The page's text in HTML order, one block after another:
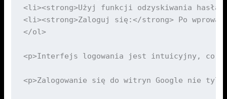
<li><strong>Użyj funkcji odzyskiwania
<li><strong>Zaloguj się:</strong> Po
</ol>
<p>Interfejs logowania jest intuicyjny, co
<p>Zalogowanie się do witryn Google nie